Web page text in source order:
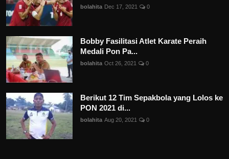
bolahita Dec 17, 2021 0
Bobby Fasilitasi Atlet Karate Peraih
Medali Pon Pa...
bolahita Oct 26, 2021 0
Berikut 12 Tim Sepakbola yang Lolos ke
PON 2021 di...
bolahita Aug 20, 2021 0